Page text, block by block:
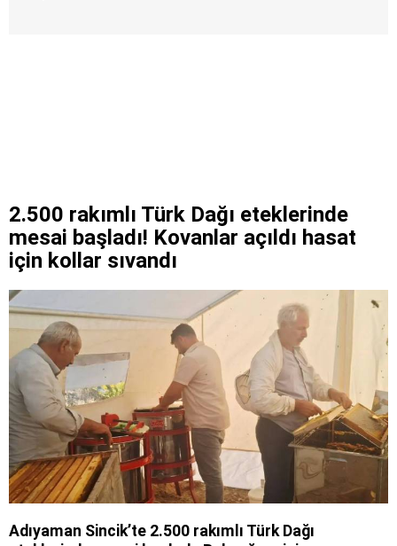
2.500 rakımlı Türk Dağı eteklerinde
mesai başladı! Kovanlar açıldı hasat
için kollar sıvandı
Adıyaman Sincik’te 2.500 rakımlı Türk Dağı